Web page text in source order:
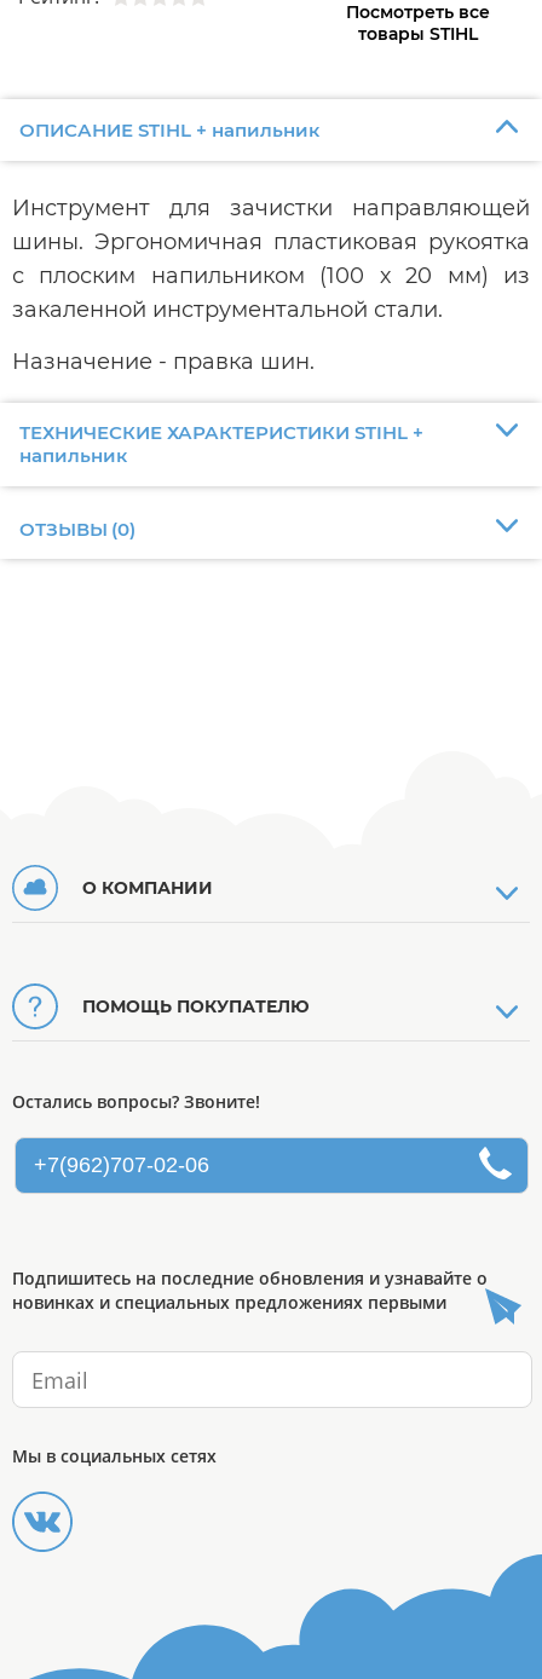
Посмотреть все
товары STIHL
ОПИСАНИЕ STIHL + напильник
Инструмент для зачистки направляющей
шины. Эргономичная пластиковая рукоятка
с плоским напильником (100 х 20 мм) из
закаленной инструментальной стали.
Назначение - правка шин.
ТЕХНИЧЕСКИЕ ХАРАКТЕРИСТИКИ STIHL +
напильник
ОТЗЫВЫ (0)
О КОМПАНИИ
ПОМОЩЬ ПОКУПАТЕЛЮ
Остались вопросы? Звоните!
+7(962)707-02-06
Подпишитесь на последние обновления и узнавайте о
новинках и специальных предложениях первыми
Мы в социальных сетях